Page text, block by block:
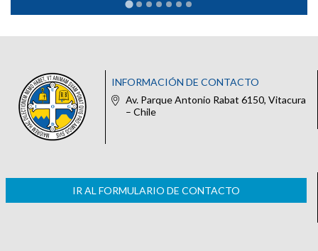
INFORMACIÓN DE CONTACTO
Av. Parque Antonio Rabat 6150, Vitacura
– Chile
IR AL FORMULARIO DE CONTACTO